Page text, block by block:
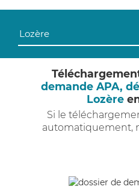
demande APA,
Lozère
Si le
automatiquement,